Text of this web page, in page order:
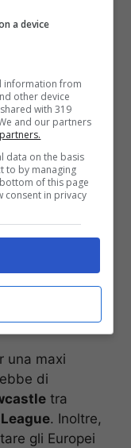
fianco
una maxi
di
tra
League. Inoltre,
gli Europei
a device
information from
other device
with 319
and our partners
data on the basis
to by managing
of this page
consent in privacy